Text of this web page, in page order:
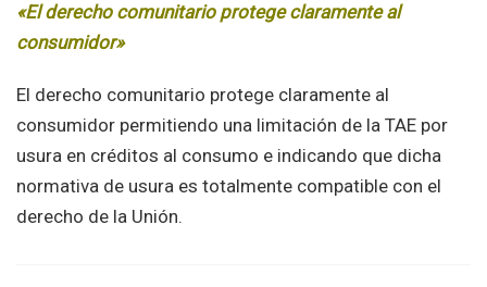
«El derecho comunitario protege claramente al
consumidor»
El derecho comunitario protege claramente al
consumidor permitiendo una limitación de la TAE por
usura en créditos al consumo e indicando que dicha
normativa de usura es totalmente compatible con el
derecho de la Unión.